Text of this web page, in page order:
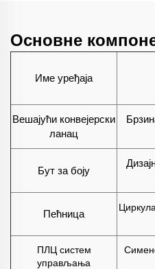
Основне
Име уређаја
Вешајући конвејерски
ланац
Бут за боју
Пећница
ПЛЦ систем
управљања